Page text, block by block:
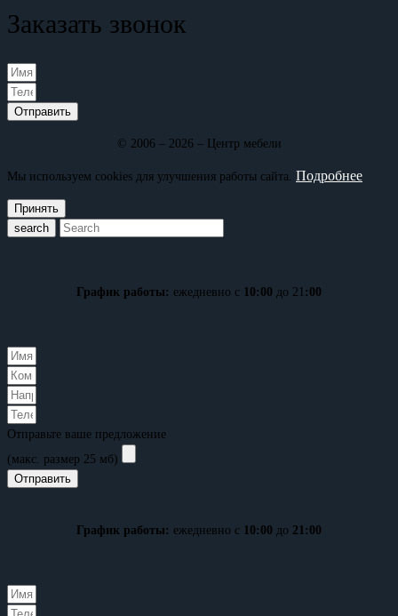
Заказать звонок
Отправить
© 2006 – 2026 – Центр мебели
Мы используем cookies для улучшения работы сайта. Подробнее
Принять
search
График работы: ежедневно с 10:00 до 21 :00
Отправьте ваше предложение
(макс. размер 25 мб)
Отправить
График работы: ежедневно с 10:00 до 21:00